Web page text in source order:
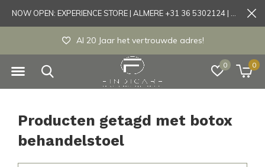
0 0
Al 20 Jaar het vertrouwde adres!
Producten getagd met botox
behandelstoel